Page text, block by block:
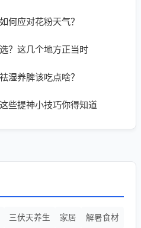
何应对花粉天气？
？这几个地方正当时
湿养脾该吃点啥？
些提神小技巧你得知道
三伏天养生 家居 解暑食材